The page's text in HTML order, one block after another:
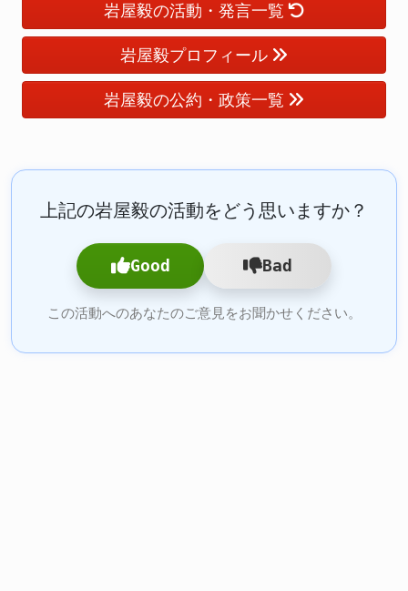
岩屋毅の活動・発言一覧
岩屋毅プロフィール
岩屋毅の公約・政策一覧
上記の岩屋毅の活動をどう思いますか？
Good Bad
この活動へのあなたのご意見をお聞かせください。